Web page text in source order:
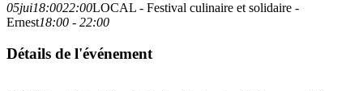
05jui18:0022:00LOCAL - Festival culinaire et solidaire -
Ernest18:00 - 22:00
Détails de l'événement